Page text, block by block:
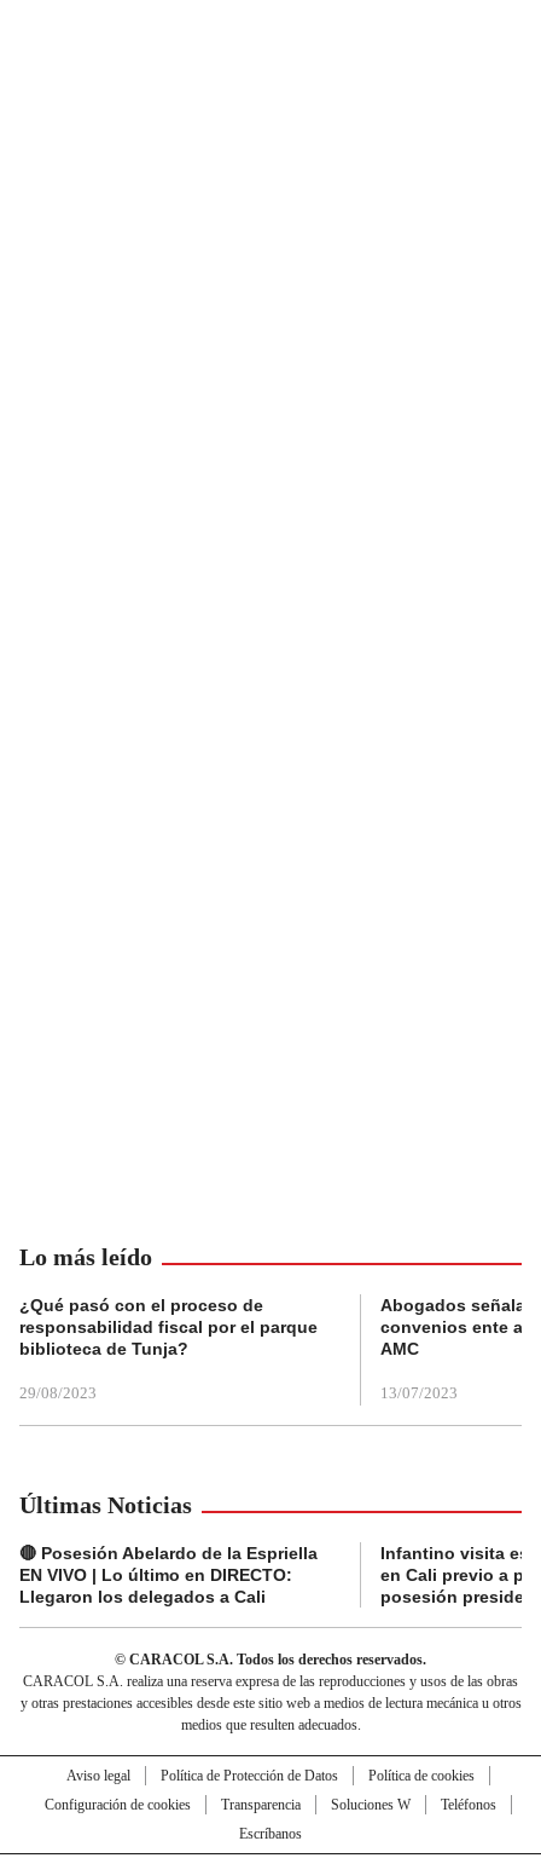
Lo más leído
¿Qué pasó con el proceso de
responsabilidad fiscal por el parque
biblioteca de Tunja?
29/08/2023
Abogados
convenios ente
AMC
13/07/2023
Últimas Noticias
🔴 Posesión Abelardo de la Espriella
EN VIVO | Lo último en DIRECTO:
Llegaron los delegados a Cali
Infantino visita
en Cali previo a
posesión
© CARACOL S.A. Todos los derechos reservados.
CARACOL S.A. realiza una reserva expresa de las reproducciones y usos de las obras
y otras prestaciones accesibles desde este sitio web a medios de lectura mecánica u otros
medios que resulten adecuados.
Aviso legal Política de Protección de Datos
Política de cookies
Configuración de cookies
Transparencia Soluciones W
Teléfonos
Escríbanos